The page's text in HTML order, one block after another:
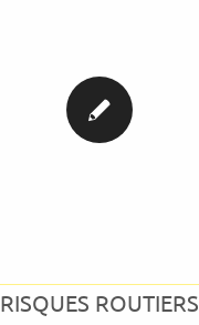
RISQUES ROUTIERS